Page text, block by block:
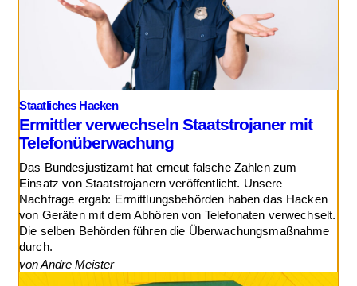
Staatliches Hacken
Ermittler verwechseln Staatstrojaner mit
Telefonüberwachung
Das Bundesjustizamt hat erneut falsche Zahlen zum
Einsatz von Staatstrojanern veröffentlicht. Unsere
Nachfrage ergab: Ermittlungsbehörden haben das Hacken
von Geräten mit dem Abhören von Telefonaten verwechselt.
Die selben Behörden führen die Überwachungsmaßnahme
durch.
von Andre Meister